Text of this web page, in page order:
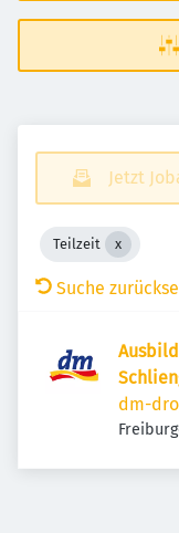
Jetzt
Teilzeit
Suche
dm-